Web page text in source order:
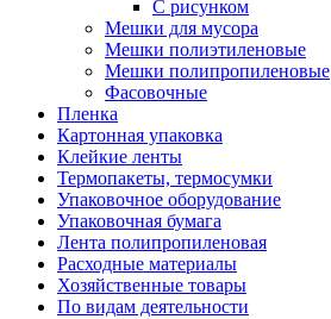
С рисунком
Мешки для мусора
Мешки полиэтиленовые
Мешки полипропиленовые
Фасовочные
Пленка
Картонная упаковка
Клейкие ленты
Термопакеты, термосумки
Упаковочное оборудование
Упаковочная бумага
Лента полипропиленовая
Расходные материалы
Хозяйственные товары
По видам деятельности